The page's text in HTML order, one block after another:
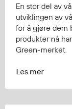
En stor del av
utviklingen av
for å gjøre dem
produkter nå
Green-merket.
Les mer